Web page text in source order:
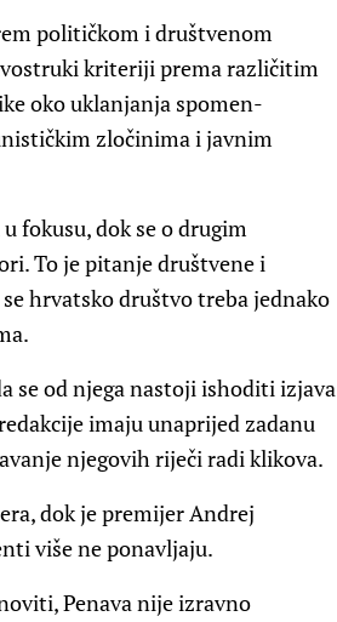
političkom i društvenom
kriteriji prema različitim
oko uklanjanja spomen-
zločinima i javnim
fokusu, dok se o drugim
To je pitanje društvene i
hrvatsko društvo treba jednako
se od njega nastoji ishoditi izjava
imaju unaprijed zadanu
njegovih riječi radi klikova.
dok je premijer Andrej
više ne ponavljaju.
Penava nije izravno